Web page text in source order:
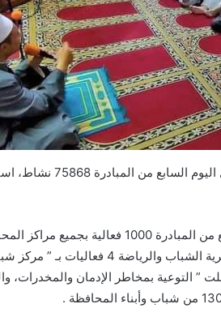
وقد نظمت مديرية الأوقاف بسوهاج خلال اليوم السابع من
الخطبة، استفاد منها 20 ألف مواطن، كما نظمت
التوعية بمخاطر الإدمان والمخدرات،